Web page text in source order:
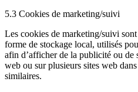
5.3 Cookies de marketing/suivi
Les cookies de marketing/suivi
forme de stockage local, utilisés
afin d’afficher de la publicité ou de
web ou sur plusieurs sites web
similaires.